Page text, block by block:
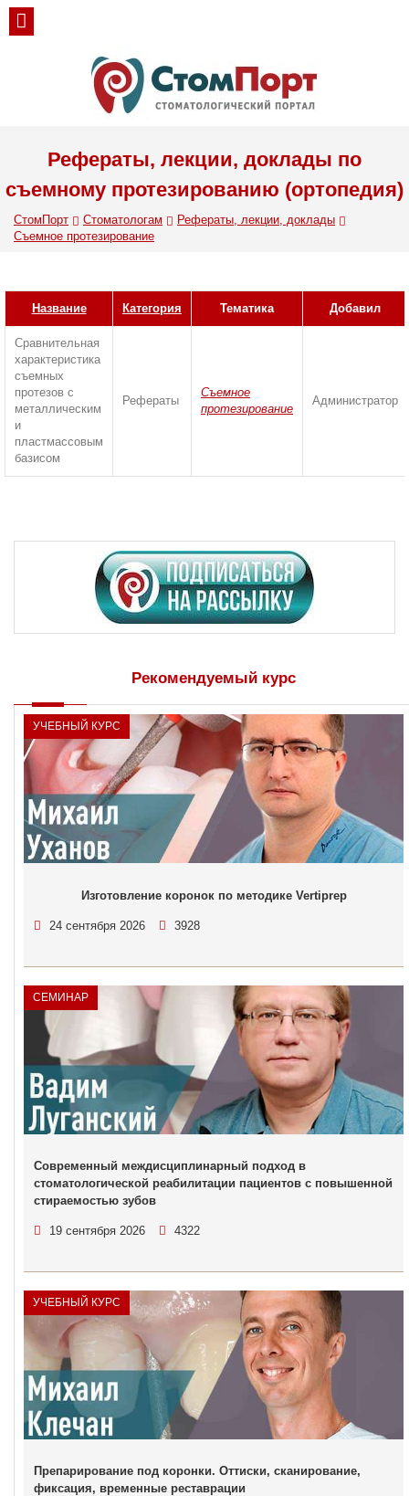
Рефераты, лекции, доклады по
съемному протезированию (ортопедия)
СтомПорт Стоматологам
Рефераты, лекции, доклады
Съемное протезирование
Название Категория Тематика Добавил
Сравнительная
характеристика
съемных
протезов с
металлическим
и
пластмассовым
базисом
Рефераты
Съемное
протезирование
Администратор
Рекомендуемый курс
УЧЕБНЫЙ КУРС
Изготовление коронок по методике Vertiprep
24 сентября 2026 3928
СЕМИНАР
Современный междисциплинарный подход в
стоматологической реабилитации пациентов с повышенной
стираемостью зубов
19 сентября 2026 4322
УЧЕБНЫЙ КУРС
Препарирование под коронки. Оттиски, сканирование,
фиксация, временные реставрации